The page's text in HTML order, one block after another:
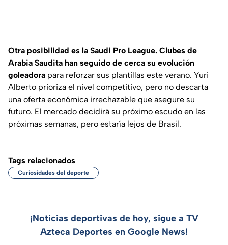
Otra posibilidad es la Saudi Pro League. Clubes de
Arabia Saudita han seguido de cerca su evolución
goleadora para reforzar sus plantillas este verano. Yuri
Alberto prioriza el nivel competitivo, pero no descarta
una oferta económica irrechazable que asegure su
futuro. El mercado decidirá su próximo escudo en las
próximas semanas, pero estaría lejos de Brasil.
Tags relacionados
Curiosidades del deporte
¡Noticias deportivas de hoy, sigue a TV
Azteca Deportes en Google News!